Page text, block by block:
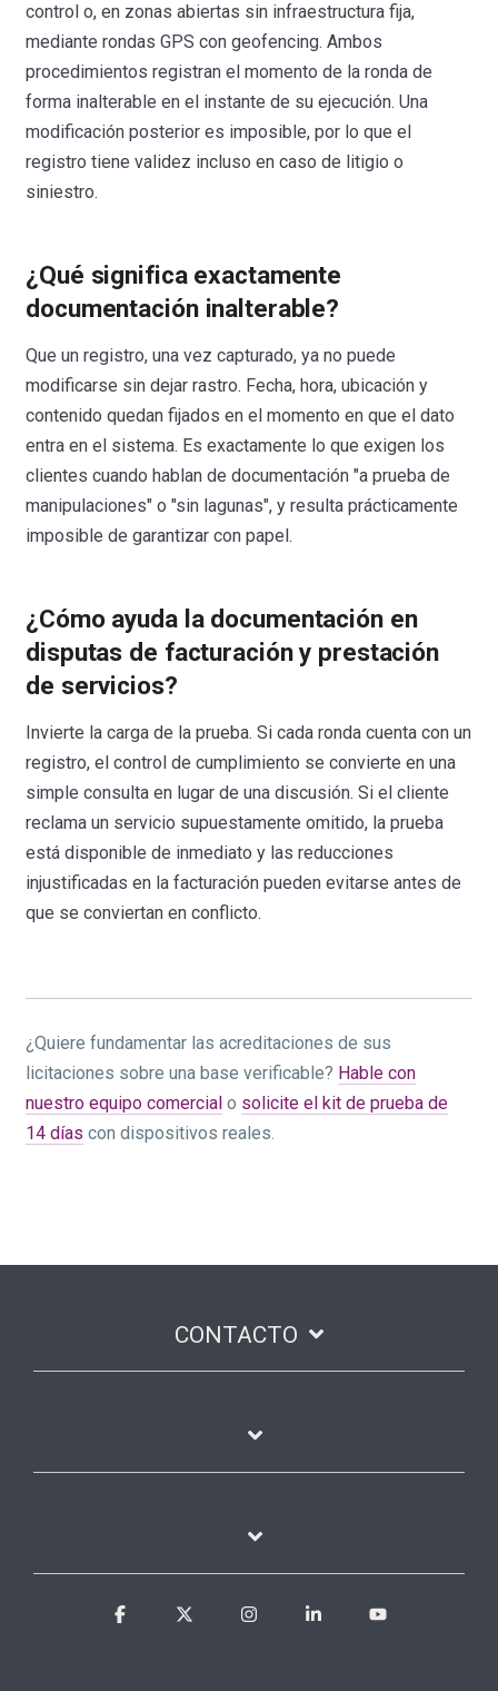
control o, en zonas abiertas sin infraestructura fija,
mediante rondas GPS con geofencing. Ambos
procedimientos registran el momento de la ronda de
forma inalterable en el instante de su ejecución. Una
modificación posterior es imposible, por lo que el
registro tiene validez incluso en caso de litigio o
siniestro.
¿Qué significa exactamente
documentación inalterable?
Que un registro, una vez capturado, ya no puede
modificarse sin dejar rastro. Fecha, hora, ubicación y
contenido quedan fijados en el momento en que el dato
entra en el sistema. Es exactamente lo que exigen los
clientes cuando hablan de documentación "a prueba de
manipulaciones" o "sin lagunas", y resulta prácticamente
imposible de garantizar con papel.
¿Cómo ayuda la documentación en
disputas de facturación y prestación
de servicios?
Invierte la carga de la prueba. Si cada ronda cuenta con un
registro, el control de cumplimiento se convierte en una
simple consulta en lugar de una discusión. Si el cliente
reclama un servicio supuestamente omitido, la prueba
está disponible de inmediato y las reducciones
injustificadas en la facturación pueden evitarse antes de
que se conviertan en conflicto.
¿Quiere fundamentar las acreditaciones de sus
licitaciones sobre una base verificable? Hable con
nuestro equipo comercial o solicite el kit de prueba de
14 días con dispositivos reales.
CONTACTO
Facebook InstagramLinkedin